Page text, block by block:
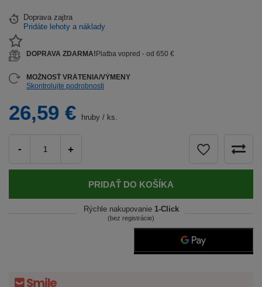
26,59 € hruby / ks.
- +
PRIDAŤ DO KOŠÍKA
Rýchle nakupovanie 1-Click
(bez registrácie)
Doprava zajtra
Pridáte lehoty a náklady
DOPRAVA ZDARMA! Platba vopred - od 650 €
MOŽNOSŤ VRÁTENIA/VÝMENY
Skontrolujte podrobnosti